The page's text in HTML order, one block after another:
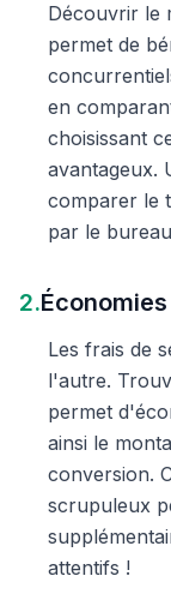
Découvrir le
permet de
en
choisissant
avantageux.
comparer le
par le
2.
Les frais de
l'autre.
permet
ainsi le
conversion.
scrupuleux
attentifs !